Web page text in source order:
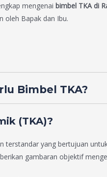
mengenai bimbel TKA di
oleh Bapak dan Ibu.
Bimbel TKA?
(TKA)?
terstandar yang bertujuan
gambaran objektif